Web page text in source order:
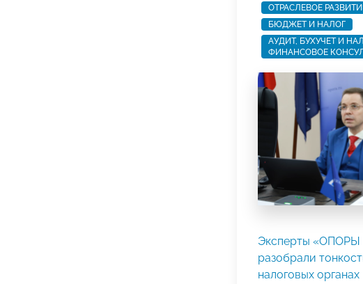
ОТРАСЛЕВОЕ
БЮДЖЕТ И НАЛОГ
АУДИТ, БУХУЧЕТ И
ФИНАНСОВОЕ
Эксперты
разобрали
налоговых органах